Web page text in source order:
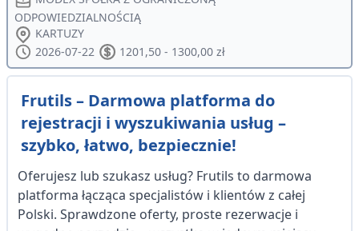
ODPOWIEDZIALNOŚCIĄ
KARTUZY
2026-07-22
1201,50 - 1300,00 zł
Frutils – Darmowa platforma do
rejestracji i wyszukiwania usług –
szybko, łatwo, bezpiecznie!
Oferujesz lub szukasz usług? Frutils to darmowa
platforma łącząca specjalistów i klientów z całej
Polski. Sprawdzone oferty, proste rezerwacje i